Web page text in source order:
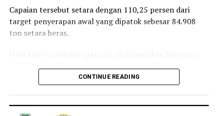
Capaian tersebut setara dengan 110,25 persen dari
target penyerapan awal yang dipatok sebesar 84.908
ton setara beras.
Setyanto saat beraudiensi dengan Bupati Jember
CONTINUE READING